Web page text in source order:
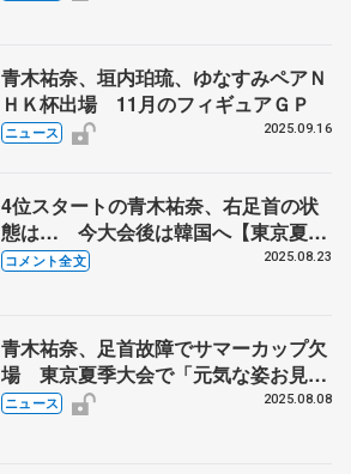
青木祐奈、垣内珀琉、ゆなすみペアＮ
ＨＫ杯出場 11月のフィギュアＧＰ
ニュース 2025.09.16
4位スタートの青木祐奈、右足首の状
態は… 今大会後は韓国へ【東京夏季
大会・女子SP後】
コメント全文 2025.08.23
青木祐奈、足首故障でサマーカップ欠
場 東京夏季大会で「元気な姿お見せ
できるように」
ニュース 2025.08.08